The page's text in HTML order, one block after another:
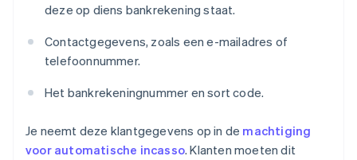
deze op diens bankrekening staat.
Contactgegevens, zoals een e-mailadres of
telefoonnummer.
Het bankrekeningnummer en sort code.
Je neemt deze klantgegevens op in de machtiging
voor automatische incasso. Klanten moeten dit